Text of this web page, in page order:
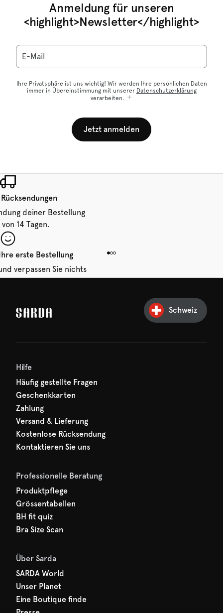
Anmeldung für unseren
<highlight>Newsletter</highlight>
E-Mail
Ihre Privatsphäre ist uns wichtig! Wir werden Ihre persönlichen Daten
immer in Übereinstimmung mit unserer Datenschutzerklärung
verarbeiten.
Jetzt anmelden
deiner Bestellung
14 Tagen.
erste Bestellung
verpassen Sie nichts
erster Rabatt wartet
Schweiz
Hilfe
Häufig gestellte Fragen
Geschenkkarten
Zahlung
Versand & Lieferung
Kostenlose Rücksendung
Kontaktieren Sie uns
Professionelle Beratung
Produktpflege
Grössentabellen
BH fit quiz
Bra Size Scan
Über Sarda
SARDA World
Unser Planet
Eine Boutique finde